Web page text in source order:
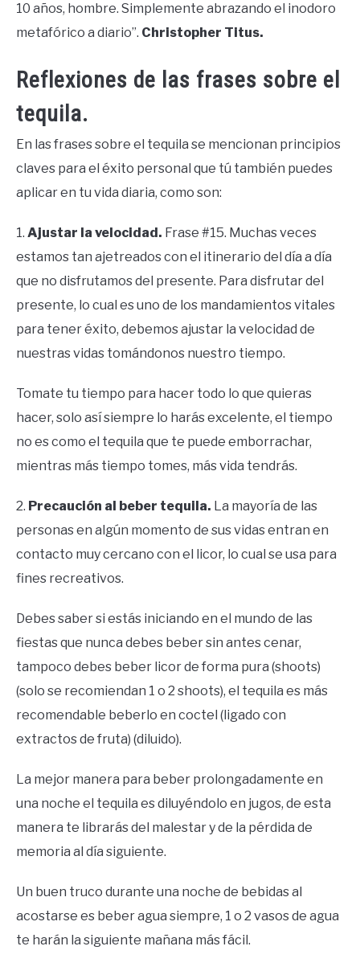
10 años, hombre. Simplemente abrazando el inodoro
metafórico a diario”. Christopher Titus.
Reflexiones de las frases sobre el
tequila.
En las frases sobre el tequila se mencionan principios
claves para el éxito personal que tú también puedes
aplicar en tu vida diaria, como son:
1. Ajustar la velocidad. Frase #15. Muchas veces
estamos tan ajetreados con el itinerario del día a día
que no disfrutamos del presente. Para disfrutar del
presente, lo cual es uno de los mandamientos vitales
para tener éxito, debemos ajustar la velocidad de
nuestras vidas tomándonos nuestro tiempo.
Tomate tu tiempo para hacer todo lo que quieras
hacer, solo así siempre lo harás excelente, el tiempo
no es como el tequila que te puede emborrachar,
mientras más tiempo tomes, más vida tendrás.
2. Precaución al beber tequila. La mayoría de las
personas en algún momento de sus vidas entran en
contacto muy cercano con el licor, lo cual se usa para
fines recreativos.
Debes saber si estás iniciando en el mundo de las
fiestas que nunca debes beber sin antes cenar,
tampoco debes beber licor de forma pura (shoots)
(solo se recomiendan 1 o 2 shoots), el tequila es más
recomendable beberlo en coctel (ligado con
extractos de fruta) (diluido).
La mejor manera para beber prolongadamente en
una noche el tequila es diluyéndolo en jugos, de esta
manera te librarás del malestar y de la pérdida de
memoria al día siguiente.
Un buen truco durante una noche de bebidas al
acostarse es beber agua siempre, 1 o 2 vasos de agua
te harán la siguiente mañana más fácil.